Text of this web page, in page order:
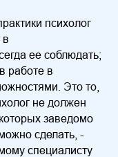
психолог
в
ее соблюдать;
работе в
Это то,
не должен
заведомо
сделать, -
специалисту